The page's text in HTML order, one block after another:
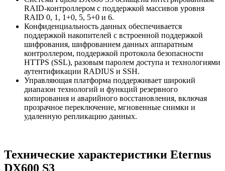
RAID-контроллером с поддержкой массивов уровня
RAID 0, 1, 1+0, 5, 5+0 и 6.
Конфиденциальность данных обеспечивается
поддержкой накопителей с встроенной поддержкой
шифрования, шифрованием данных аппаратным
контроллером, поддержкой протокола безопасности
HTTPS (SSL), разовым паролем доступа и технологиями
аутентификации RADIUS и SSH.
Управляющая платформа поддерживает широкий
диапазон технологий и функций резервного
копирования и аварийного восстановления, включая
прозрачное переключение, мгновенные снимки и
удаленную репликацию данных.
Технические характеристики Eternus
DX600 S3